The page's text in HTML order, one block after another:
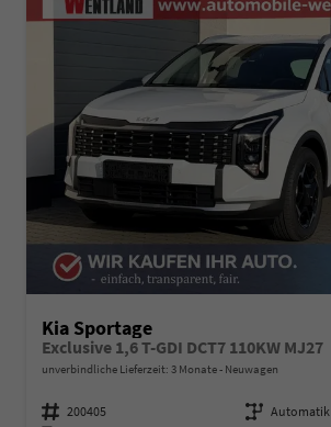
Kia Sportage
Exclusive 1,6 T-GDI DCT7 110KW MJ27
unverbindliche Lieferzeit: 3 Monate Neuwagen
Fahrzeugnummer 200405 Getriebe Automatik